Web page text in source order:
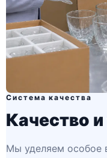
Система качества
Качество
Мы уделяем особое